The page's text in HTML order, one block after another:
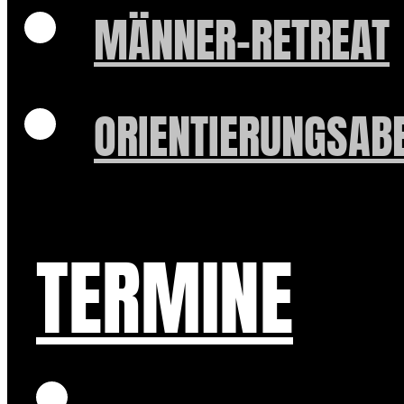
MÄNNER-RETREAT
TERMINE